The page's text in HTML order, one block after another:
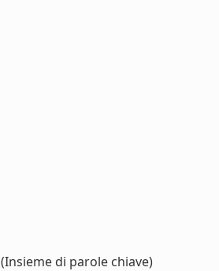
(Insieme di parole chiave)